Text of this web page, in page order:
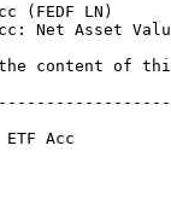
(FEDF LN)
Acc: Net Asset
content of
ETF Acc